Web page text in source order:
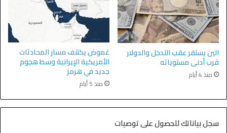
الين يستقر عقب التدخل والدولار
قرب أدنى مستوياته
منذ 4 أيام
غموض يكتنف مسار المحادثات
الأمريكية الإيرانية وسط هجوم
جديد في هرمز
منذ 5 أيام
سجل بياناتك للحصول على توصيات